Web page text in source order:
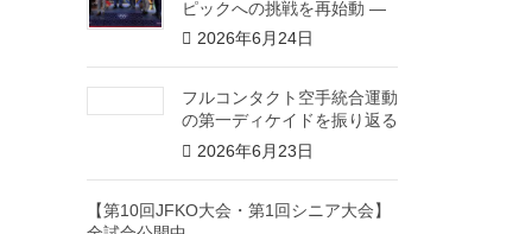
ピックへの挑戦を再始動 ―
2026年6月24日
フルコンタクト空手統合運動
の第一ディケイドを振り返る
2026年6月23日
【第10回JFKO大会・第1回シニア大会】